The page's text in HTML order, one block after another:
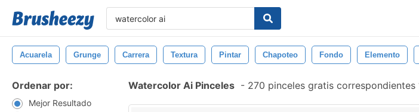
Acuarela Grunge Carrera Textura Pintar Chapoteo Fondo Elemento
Ordenar por:
Mejor Resultado
Watercolor Ai Pinceles - 270 pinceles gratis correspondientes